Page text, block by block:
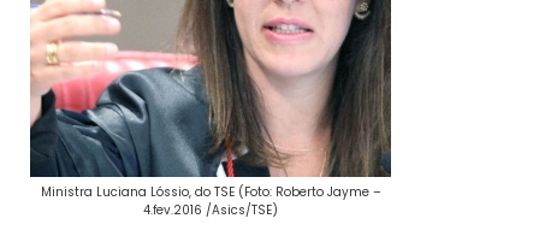
Ministra Luciana Lóssio, do TSE (Foto: Roberto Jayme –
4.fev.2016 /Asics/TSE)